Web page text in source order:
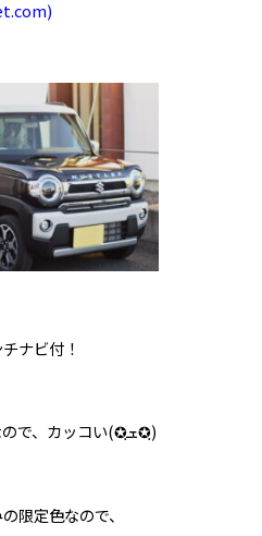
ナビ付！
最上級グレードなので、カッコい(✪ฺܫ✪ฺ)
限定色なので、